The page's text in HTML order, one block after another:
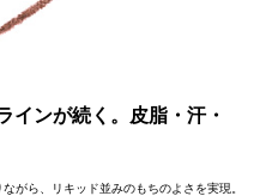
インが続く。皮脂・汗・
がら、リキッド並みのもちのよさを実現。